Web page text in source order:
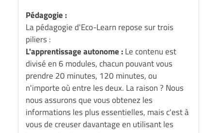
Pédagogie :
La pédagogie d'Eco-Learn repose sur trois
piliers :
L'apprentissage autonome :Le contenu est
divisé en 6 modules, chacun pouvant vous
prendre 20 minutes, 120 minutes, ou
n'importe où entre les deux. La raison ? Nous
nous assurons que vous obtenez les
informations les plus essentielles, mais c'est à
vous de creuser davantage en utilisant les